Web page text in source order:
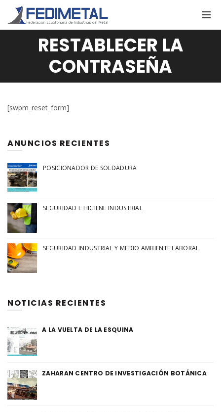
RESTABLECER LA
CONTRASEÑA
[swpm_reset_form]
ANUNCIOS RECIENTES
POSICIONADOR DE SOLDADURA
SEGURIDAD E HIGIENE INDUSTRIAL
SEGURIDAD INDUSTRIAL Y MEDIO AMBIENTE LABORAL
NOTICIAS RECIENTES
A LA VUELTA DE LA ESQUINA
ZAHARAN CENTRO DE INVESTIGACIÓN BOTÁNICA